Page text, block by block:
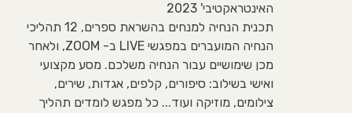
האינטראקטיבי' 2023
תכנית הנחיה למנחים בהשראת ספרים, 12 תהליכי
הנחיה המועברים במפגשי LIVE ב- ZOOM, ולאחר
מכן שימושיים עבור הנחיה משלכם. מסע מקצועי
ואישי בשילוב: סיפורים, קלפים, אגדות, שירים,
צילומים, מוזיקה ועוד... כל מפגש לומדים תהליך